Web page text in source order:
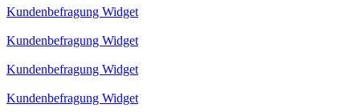
Kundenbefragung Widget
Kundenbefragung Widget
Kundenbefragung Widget
Kundenbefragung Widget